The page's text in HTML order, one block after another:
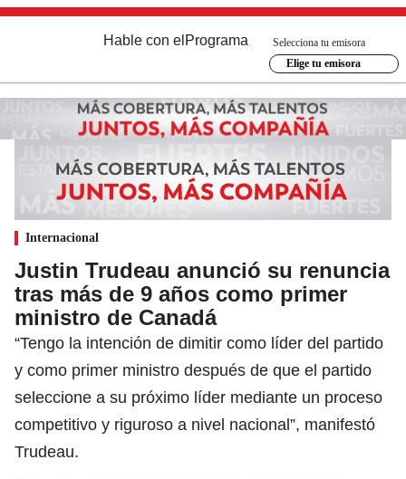
Hable con el Programa
Selecciona tu emisora
Elige tu emisora
Internacional
Justin Trudeau anunció su renuncia
tras más de 9 años como primer
ministro de Canadá
“Tengo la intención de dimitir como líder del partido
y como primer ministro después de que el partido
seleccione a su próximo líder mediante un proceso
competitivo y riguroso a nivel nacional”, manifestó
Trudeau.